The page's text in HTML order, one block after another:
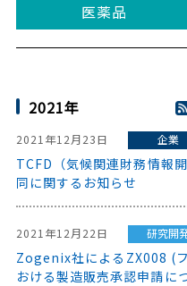
医薬品
2021年
2021年12月23日 企業
TCFD（気候関連財務情報
同に関するお知らせ
2021年12月22日 研究開
Zogenix社によるZX008 (
おける製造販売承認申請に